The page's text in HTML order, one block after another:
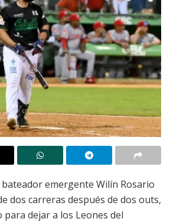
emergente Wilín Rosario
dos carreras después de dos outs,
dejar a los Leones del